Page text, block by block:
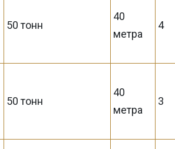
50 тонн
40
метра
4
50 тонн
40
метра
3